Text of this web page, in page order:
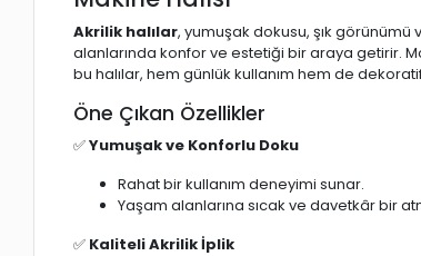
Akrilik halılar, yumuşak dokusu, şık görünümü
alanlarında konfor ve estetiği bir araya getirir.
bu halılar, hem günlük kullanım hem de
Öne Çıkan Özellikler
✅Yumuşak ve Konforlu Doku
Rahat bir kullanım deneyimi sunar.
Yaşam alanlarına sıcak ve davetkâr bir
✅ Kaliteli Akrilik İplik